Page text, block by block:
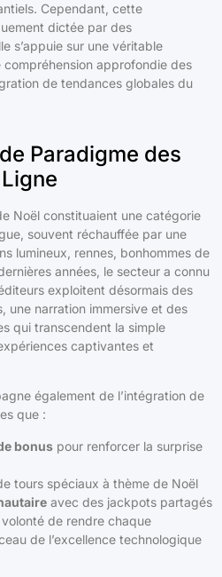
Cependant, cette
dictée par des
s’appuie sur une véritable
approfondie des
de tendances globales du
Paradigme des
Noël constituaient une catégorie
souvent réchauffée par une
lumineux, rennes, bonhommes de
années, le secteur a connu
exploitent désormais des
une narration immersive et des
qui transcendent la simple
captivantes et
également de l’intégration de
que :
bonus pour renforcer la surprise
tours spéciaux à thème de Noël
avec des jackpots partagés
de rendre chaque
de l’excellence technologique